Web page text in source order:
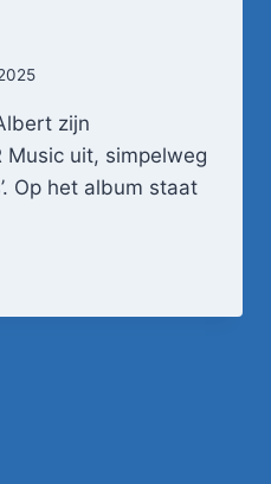
zijn
uit, simpelweg
Op het album staat